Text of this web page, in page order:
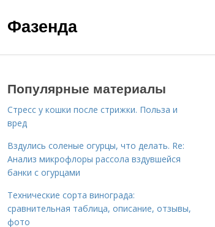
Фазенда
Популярные материалы
Стресс у кошки после стрижки. Польза и
вред
Вздулись соленые огурцы, что делать. Re:
Анализ микрофлоры рассола вздувшейся
банки с огурцами
Технические сорта винограда:
сравнительная таблица, описание, отзывы,
фото